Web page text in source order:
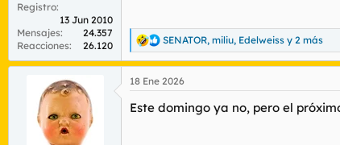
Registro
13 Jun 2010
Mensajes
24.357
Reacciones
26.120
R
e
a
c
i
SENATOR, miliu, Edelweiss y 2 más
18 Ene 2026
Este domingo ya no, pero el